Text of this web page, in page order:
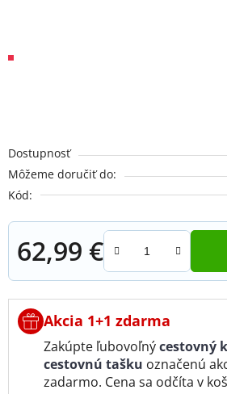
Dostupnosť
Môžeme doručiť do:
Kód:
62,99 €
Jednotková cena:
Akcia 1+1 zdarma
Zakúpte ľubovoľnýcestovný
cestovnú tašku označenú
zadarmo. Cena sa odčíta v